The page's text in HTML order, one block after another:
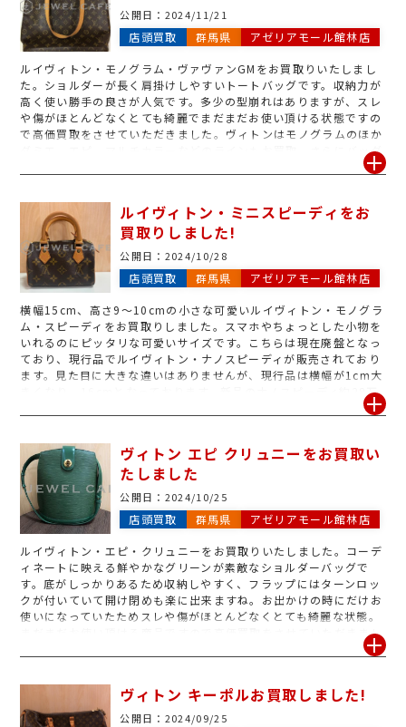
公開日： 2024/11/21
店頭買取 群馬県 アゼリアモール館林店
ルイヴィトン・モノグラム・ヴァヴァンGMをお買取りいたしまし
た。ショルダーが長く肩掛けしやすいトートバッグです。収納力が
高く使い勝手の良さが人気です。多少の型崩れはありますが、スレ
や傷がほとんどなくとても綺麗でまだまだお使い頂ける状態ですの
で高価買取をさせていただきました。ヴィトンはモノグラムのほか
ダミエ、エピ、マルチカラーなどのラインもお買取。さらにバッグ
のほかにも財布ポーチキーケースなどの小物もお買取りいたしま
ルイヴィトン・ミニスピーディをお
買取りしました!
公開日： 2024/10/28
店頭買取 群馬県 アゼリアモール館林店
横幅15cm、高さ9～10cmの小さな可愛いルイヴィトン・モノグラ
ム・スピーディをお買取りしました。スマホやちょっとした小物を
いれるのにピッタリな可愛いサイズです。こちらは現在廃盤となっ
ており、現行品でルイヴィトン・ナノスピーディが販売されており
ます。見た目に大きな違いはありませんが、現行品は横幅が1cm大
きくなり、16cmとなっております。新品のナノスピーディ約28万
円と決してお安い金額ではありません。中古で少しでも安く手に入
時こそ、高値で手放すチャンスです。ご不要になった、ルイヴィト
ン・ミニスピーディがございましたら、ぜひジュエルカフェにお持
ち込みください。
ヴィトン エピ クリュニーをお買取い
たしました
公開日： 2024/10/25
店頭買取 群馬県 アゼリアモール館林店
ルイヴィトン・エピ・クリュニーをお買取りいたしました。コーデ
ィネートに映える鮮やかなグリーンが素敵なショルダーバッグで
す。底がしっかりあるため収納しやすく、フラップにはターンロッ
クが付いていて開け閉めも楽に出来ますね。お出かけの時にだけお
使いになっていたためスレや傷がほとんどなくとても綺麗な状態。
まだまだお使い頂ける商品ですので高価買取をさせていただきまし
た。ヴィトンはエピのほかにもモノグラム、マルチカラー、ダミエ
ースなどの小物もお買取りいたします。ぜひご来店をお待ちしてお
ヴィトン キーポルお買取しました!
公開日： 2024/09/25